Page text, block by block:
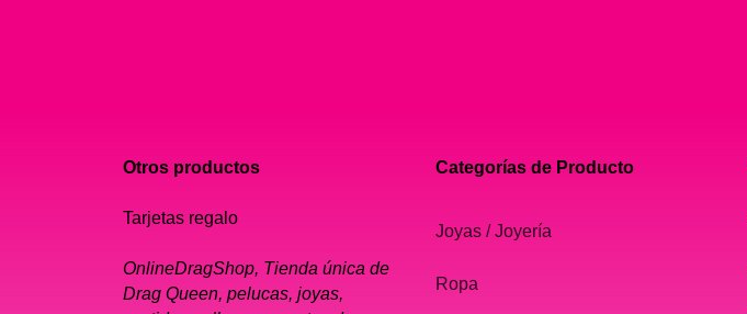
Otros productos
Tarjetas regalo
OnlineDragShop, Tienda única de
Drag Queen, pelucas, joyas,
Categorías de Producto
Joyas / Joyería
Ropa